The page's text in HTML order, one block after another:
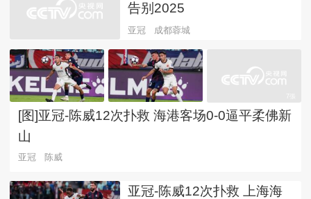
告别2025
亚冠 成都蓉城
[图]亚冠-陈威12次扑救 海港客场0-0逼平柔佛新
山
亚冠 陈威
亚冠-陈威12次扑救 上海海